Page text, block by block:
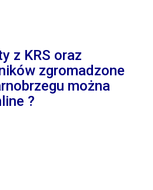
z KRS oraz
zgromadzone
można
?